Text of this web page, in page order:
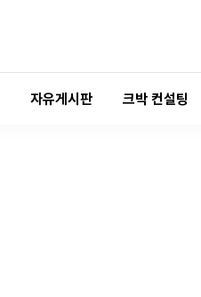
자유게시판 크박 컨설팅